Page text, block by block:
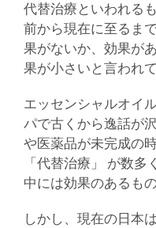
代替治療といわれる
前から現在に至るま
果がないか、効果が
果が小さいと言われて
エッセンシャルオイ
パで古くから逸話が
や医薬品が未完成の
「代替治療」 が数多
中には効果のあるも
しかし、現在の日本